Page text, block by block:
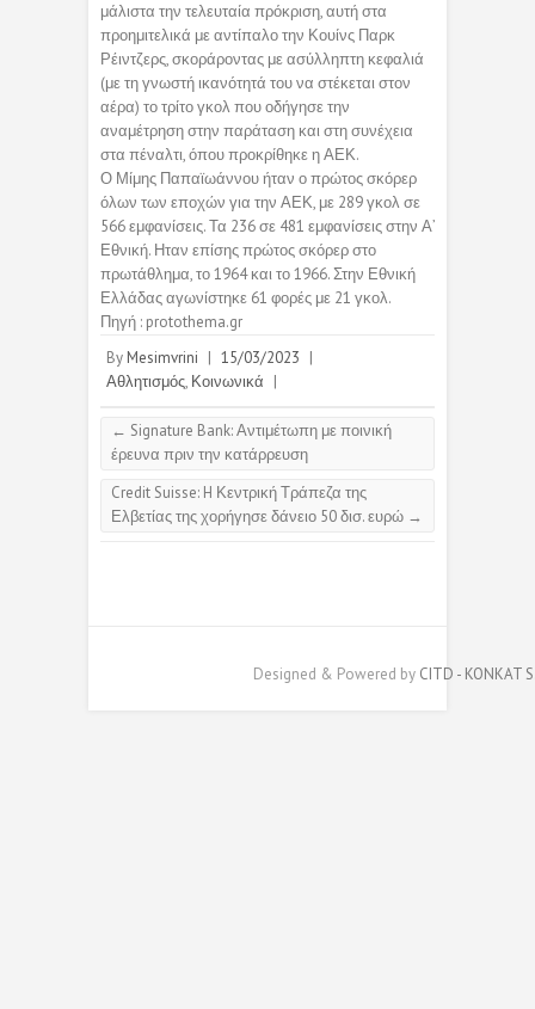
μάλιστα την τελευταία πρόκριση, αυτή στα
προημιτελικά με αντίπαλο την Κουίνς Παρκ
Ρέιντζερς, σκοράροντας με ασύλληπτη κεφαλιά
(με τη γνωστή ικανότητά του να στέκεται στον
αέρα) το τρίτο γκολ που οδήγησε την
αναμέτρηση στην παράταση και στη συνέχεια
στα πέναλτι, όπου προκρίθηκε η ΑΕΚ.
Ο Μίμης Παπαϊωάννου ήταν ο πρώτος σκόρερ
όλων των εποχών για την ΑΕΚ, με 289 γκολ σε
566 εμφανίσεις. Τα 236 σε 481 εμφανίσεις στην Α’
Εθνική. Ηταν επίσης πρώτος σκόρερ στο
πρωτάθλημα, το 1964 και το 1966. Στην Εθνική
Ελλάδας αγωνίστηκε 61 φορές με 21 γκολ.
Πηγή : protothema.gr
By Mesimvrini | 15/03/2023 |
Αθλητισμός, Κοινωνικά |
← Signature Bank: Αντιμέτωπη με ποινική
έρευνα πριν την κατάρρευση
Credit Suisse: H Κεντρική Τράπεζα της
Ελβετίας της χορήγησε δάνειο 50 δισ. ευρώ →
Designed & Powered by CITD - KONKAT